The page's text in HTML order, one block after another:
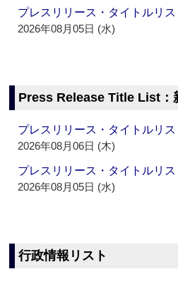
プレスリリース・タイトルリ
2026年08月05日 (水)
Press Release Title List：
プレスリリース・タイトルリ
2026年08月06日 (木)
プレスリリース・タイトルリ
2026年08月05日 (水)
行政情報リスト